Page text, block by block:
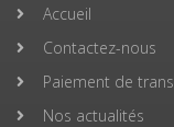
Accueil
Contactez-nous
Paiement de
Nos actualités